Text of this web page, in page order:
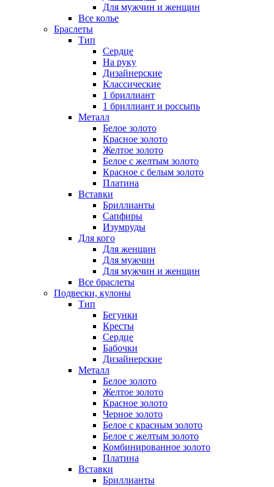
Для мужчин и женщин
Все колье
Браслеты
Тип
Сердце
На руку
Дизайнерские
Классические
1 бриллиант
1 бриллиант и россыпь
Металл
Белое золото
Красное золото
Желтое золото
Белое с желтым золото
Красное с белым золото
Платина
Вставки
Бриллианты
Сапфиры
Изумруды
Для кого
Для женщин
Для мужчин
Для мужчин и женщин
Все браслеты
Подвески, кулоны
Тип
Бегунки
Кресты
Сердце
Бабочки
Дизайнерские
Металл
Белое золото
Желтое золото
Красное золото
Черное золото
Белое с красным золото
Белое с желтым золото
Комбинированное золото
Платина
Вставки
Бриллианты